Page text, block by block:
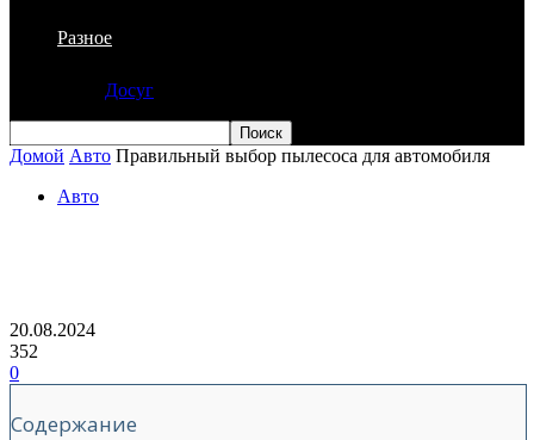
Разное
Досуг
Домой Авто Правильный выбор пылесоса для автомобиля
Авто
20.08.2024
352
0
Содержание